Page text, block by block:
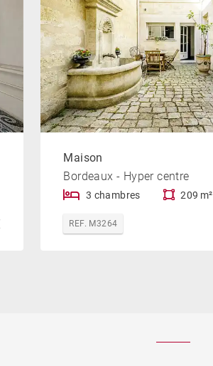
Maison
Bordeaux - Hyper centre
3 chambres 209 m²
REF. M3264